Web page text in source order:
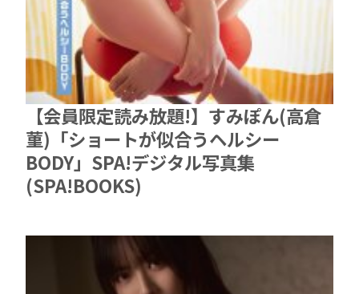
【会員限定読み放題!】すみぽん(高倉
菫)「ショートが似合うヘルシー
BODY」SPA!デジタル写真集
(SPA!BOOKS)